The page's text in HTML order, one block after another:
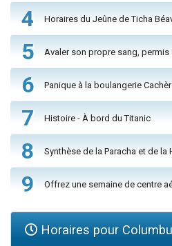
4 Horaires du Jeûne de Ticha
5 Avaler son propre sang, permis
6 Panique à la boulangerie
7 Histoire - À bord du Titanic
8 Synthèse de la Paracha et de la
9 Offrez une semaine de centre
Horaires pour